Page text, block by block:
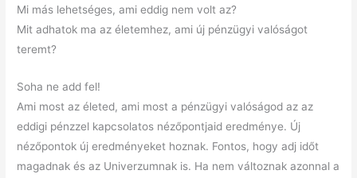
Mi más lehetséges, ami eddig nem volt az?
Mit adhatok ma az életemhez, ami új pénzügyi valóságot
teremt?
Soha ne add fel!
Ami most az életed, ami most a pénzügyi valóságod az az
eddigi pénzzel kapcsolatos nézőpontjaid eredménye. Új
nézőpontok új eredményeket hoznak. Fontos, hogy adj időt
magadnak és az Univerzumnak is. Ha nem változnak azonnal a